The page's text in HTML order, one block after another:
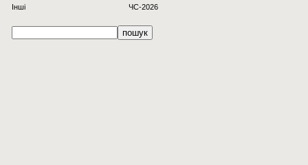
Інші
ЧС-2026